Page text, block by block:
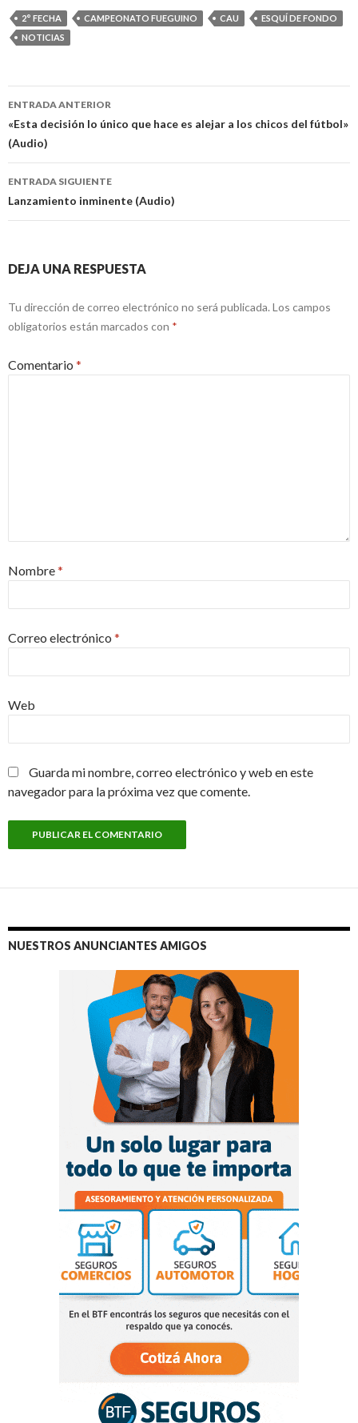
2° FECHA CAMPEONATO FUEGUINO CAU
ESQUÍ DE FONDO
NOTICIAS
Navegación
de
entradas
ENTRADA ANTERIOR
«Esta decisión lo único que hace es alejar a los chicos del fútbol»
(Audio)
ENTRADA SIGUIENTE
Lanzamiento inminente (Audio)
DEJA UNA RESPUESTA
Tu dirección de correo electrónico no será publicada. Los campos
obligatorios están marcados con *
Comentario *
Nombre*
Correo electrónico *
Web
Guarda mi nombre, correo electrónico y web en este
navegador para la próxima vez que comente.
NUESTROS ANUNCIANTES AMIGOS